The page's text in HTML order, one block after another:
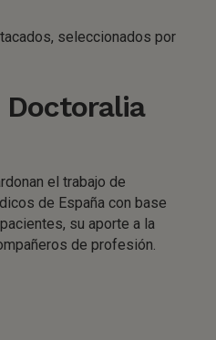
seleccionados por
Doctoralia
el trabajo de
de España con base
su aporte a la
de profesión.